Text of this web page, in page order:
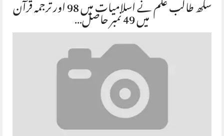
سکھ طالب علم نے اسلامیات میں 98 اور ترجمہ قرآن میں 49 نمبر حاصل…